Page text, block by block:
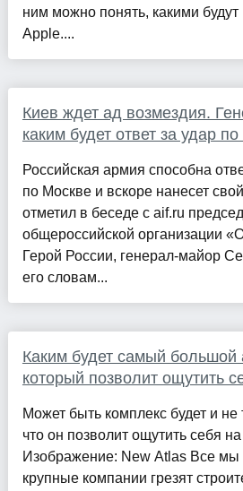
ним можно понять, какими
Apple....
Киев ждет ад возмездия.
каким будет ответ за удар
Российская армия способна
по Москве и вскоре нанесет
отметил в беседе с aif.ru
общероссийской организации
Герой России, генерал-майор
его словам...
Каким будет самый большой
который позволит ощутить
Может быть комплекс будет и не
что он позволит ощутить себя
Изображение: New Atlas Все мы
крупные компании грезят